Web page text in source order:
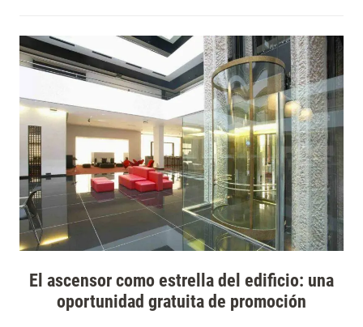
El ascensor como estrella del edificio: una
oportunidad gratuita de promoción